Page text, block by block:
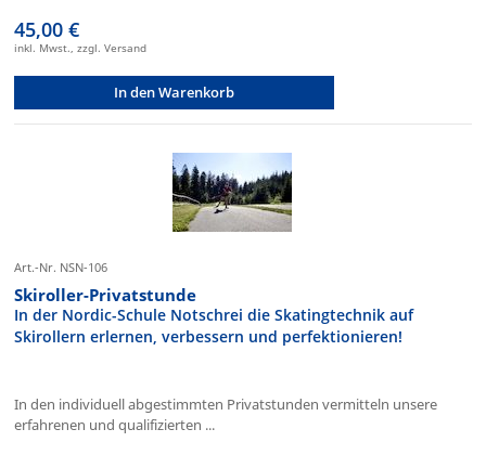
45,00 €
inkl. Mwst., zzgl. Versand
In den Warenkorb
Art.-Nr. NSN-106
Skiroller-Privatstunde
In der Nordic-Schule Notschrei die Skatingtechnik auf
Skirollern erlernen, verbessern und perfektionieren!
In den individuell abgestimmten Privatstunden vermitteln unsere
erfahrenen und qualifizierten ...